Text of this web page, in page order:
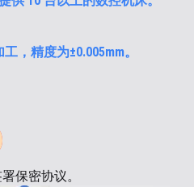
，精度为±0.005mm。
保密协议。